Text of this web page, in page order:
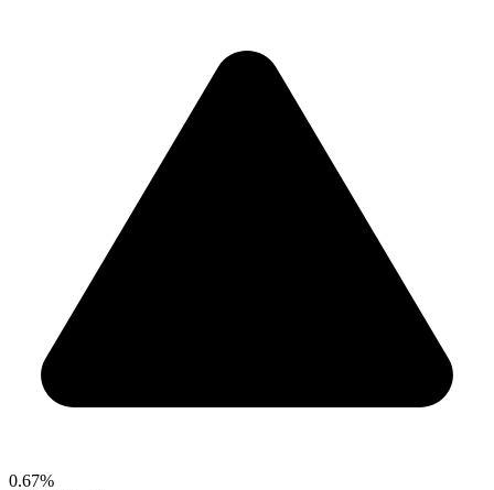
0.67%